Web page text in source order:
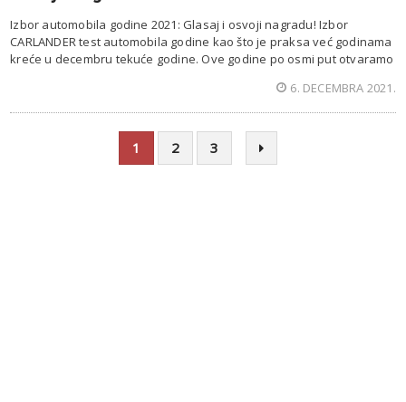
Izbor automobila godine 2021: Glasaj i osvoji nagradu! Izbor
CARLANDER test automobila godine kao što je praksa već godinama
kreće u decembru tekuće godine. Ove godine po osmi put otvaramo
6. DECEMBRA 2021.
1 2 3